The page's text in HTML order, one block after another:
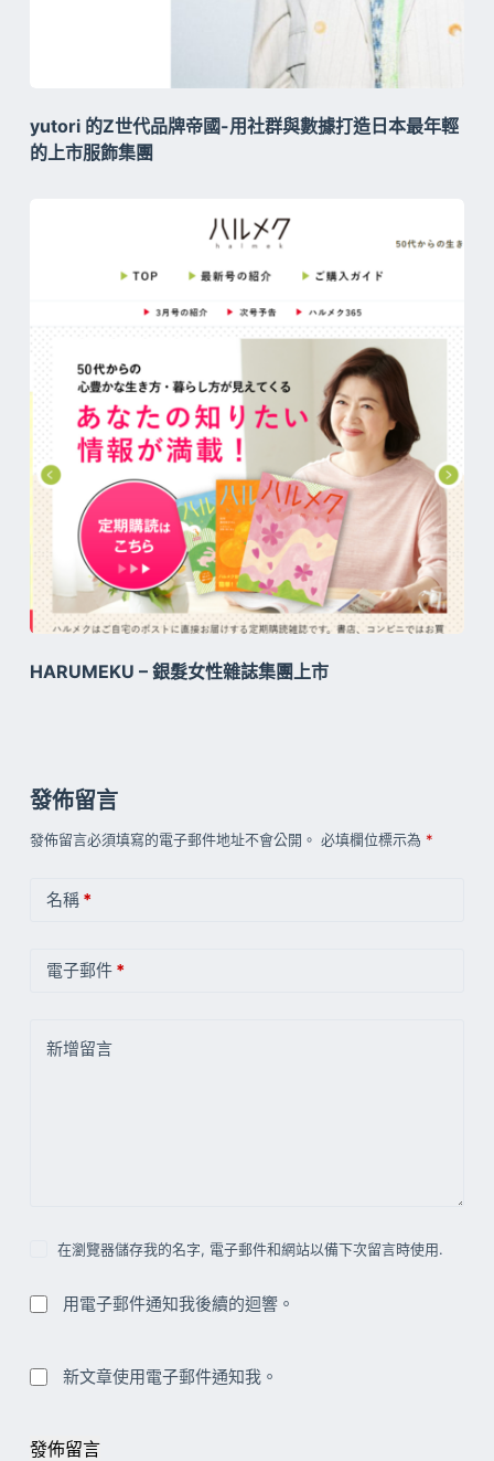
yutori 的Z世代品牌帝國-用社群與數據打造日本最年輕
的上市服飾集團
HARUMEKU – 銀髮女性雜誌集團上市
發佈留言
發佈留言必須填寫的電子郵件地址不會公開。 必填欄位標示為 *
名稱*
電子郵件*
新增留言
在瀏覽器儲存我的名字, 電子郵件和網站以備下次留言時使用.
用電子郵件通知我後續的迴響。
新文章使用電子郵件通知我。
發佈留言